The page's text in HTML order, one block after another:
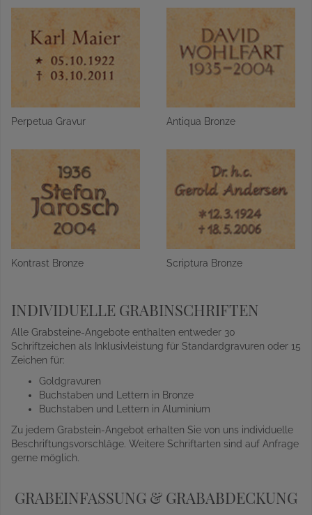
Perpetua Gravur Antiqua Bronze
Kontrast Bronze Scriptura Bronze
INDIVIDUELLE GRABINSCHRIFTEN
Alle Grabsteine-Angebote enthalten entweder 30
Schriftzeichen als Inklusivleistung für Standardgravuren oder 15
Zeichen für:
Goldgravuren
Buchstaben und Lettern in Bronze
Buchstaben und Lettern in Aluminium
Zu jedem Grabstein-Angebot erhalten Sie von uns individuelle
Beschriftungsvorschläge. Weitere Schriftarten sind auf Anfrage
gerne möglich.
GRABEINFASSUNG & GRABABDECKUNG